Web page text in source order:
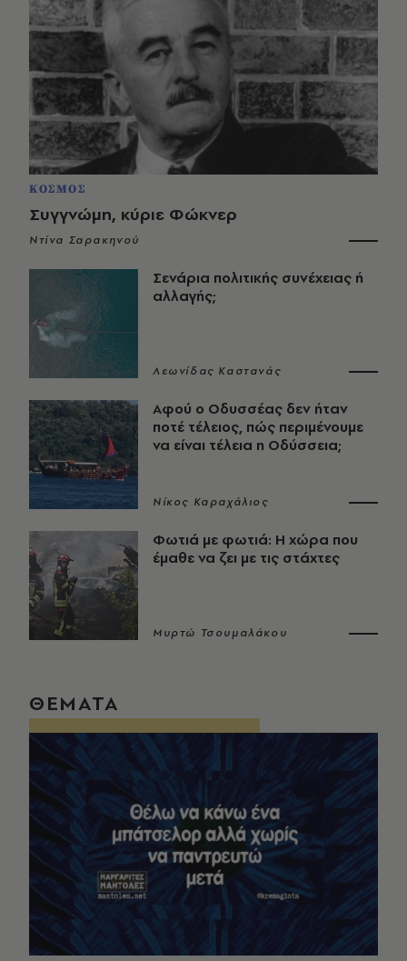
ΚΟΣΜΟΣ
Συγγνώμη, κύριε Φώκνερ
Ντίνα Σαρακηνού
Σενάρια πολιτικής συνέχειας ή
αλλαγής;
Λεωνίδας Καστανάς
Αφού ο Οδυσσέας δεν ήταν
ποτέ τέλειος, πώς περιμένουμε
να είναι τέλεια η Οδύσσεια;
Νίκος Καραχάλιος
Φωτιά με φωτιά: Η χώρα που
έμαθε να ζει με τις στάχτες
Μυρτώ Τσουμαλάκου
ΘΕΜΑΤΑ